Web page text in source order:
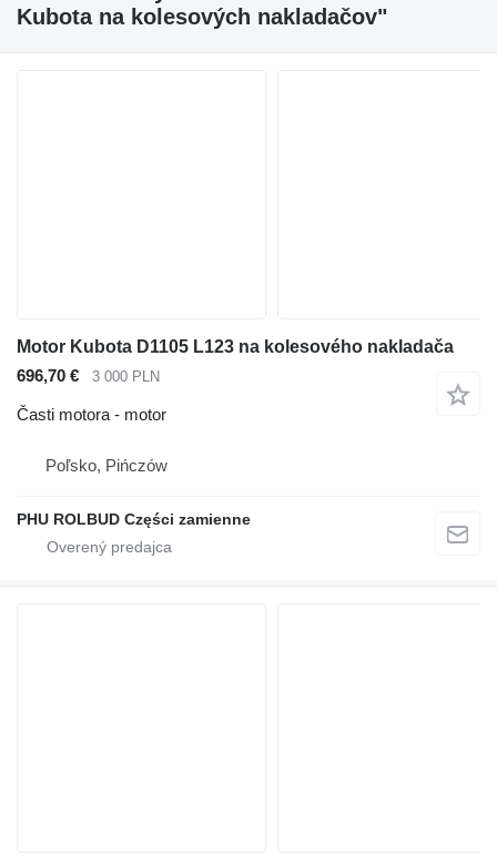
Kubota na kolesových nakladačov"
Motor Kubota D1105 L123 na kolesového nakladača
696,70 €
3 000 PLN
Časti motora - motor
Poľsko, Pińczów
PHU ROLBUD Części zamienne